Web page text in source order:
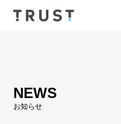
NEWS
お知らせ